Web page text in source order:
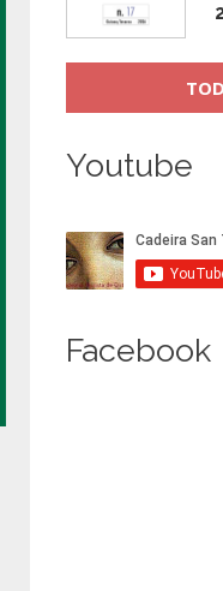
Youtube
Facebook